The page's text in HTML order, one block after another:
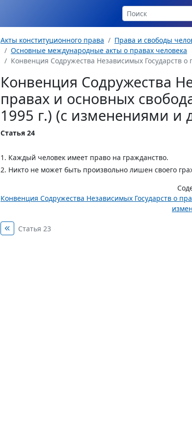
Акты конституционного права
Права и свободы
Основные международные акты о правах человека
Конвенция Содружества Независимых Государств о
Конвенция Содружества
правах и основных
1995 г.) (с изменениями и
Статья 24
1. Каждый человек имеет право на гражданство.
2. Никто не может быть произвольно лишен своего
Конвенция Содружества Независимых Государств о
Статья 23